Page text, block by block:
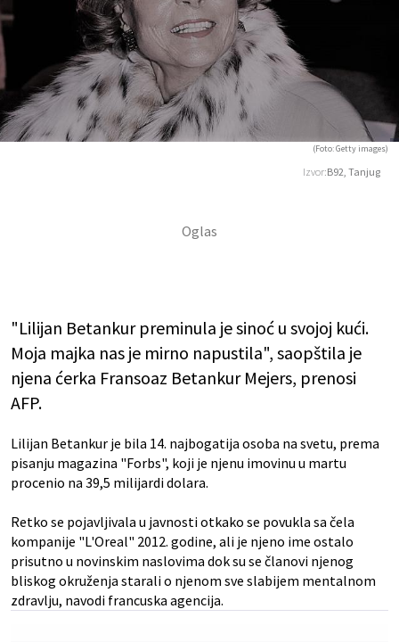
Izvor:B92, Tanjug
(Foto: Getty images)
"Lilijan Betankur preminula je sinoć u svojoj kući.
Moja majka nas je mirno napustila", saopštila je
njena ćerka Fransoaz Betankur Mejers, prenosi
AFP.
Lilijan Betankur je bila 14. najbogatija osoba na svetu, prema
pisanju magazina "Forbs", koji je njenu imovinu u martu
procenio na 39,5 milijardi dolara.
Retko se pojavljivala u javnosti otkako se povukla sa čela
kompanije "L'Oreal" 2012. godine, ali je njeno ime ostalo
prisutno u novinskim naslovima dok su se članovi njenog
bliskog okruženja starali o njenom sve slabijem mentalnom
zdravlju, navodi francuska agencija.